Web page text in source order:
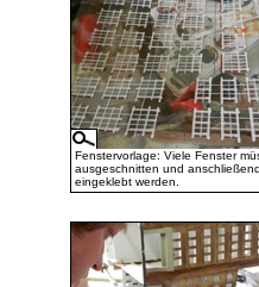
Fenstervorlage: Viele Fenster
ausgeschnitten und
eingeklebt werden.